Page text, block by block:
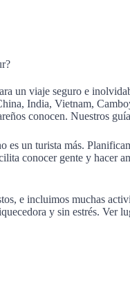
un viaje seguro e
India, Vietnam,
conocen. Nuestros
es un turista más.
conocer gente y hacer
e incluimos muchas
y sin estrés. Ver